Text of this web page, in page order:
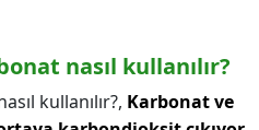
nasıl kullanılır?
kullanılır?, Karbonat ve